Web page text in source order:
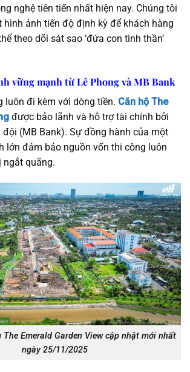
nghệ tiên tiến nhất hiện nay. Chúng tôi
hình ảnh tiến độ định kỳ để khách hàng
theo dõi sát sao ‘đứa con tinh thần’
vững mạnh từ Lê Phong và MB Bank
luôn đi kèm với dòng tiền. Căn hộ The
được bảo lãnh và hỗ trợ tài chính bởi
đội (MB Bank). Sự đồng hành của một
lớn đảm bảo nguồn vốn thi công luôn
ngắt quãng.
Emerald Garden View cập nhật mới nhất
ngày 25/11/2025